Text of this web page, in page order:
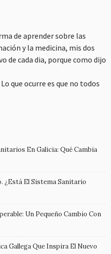
de aprender sobre las
y la medicina, mis dos
de cada dia, porque como dijo
que ocurre es que no todos
En Galicia: Qué Cambia
¿Está El Sistema Sanitario
Un Pequeño Cambio Con
Gallega Que Inspira El Nuevo